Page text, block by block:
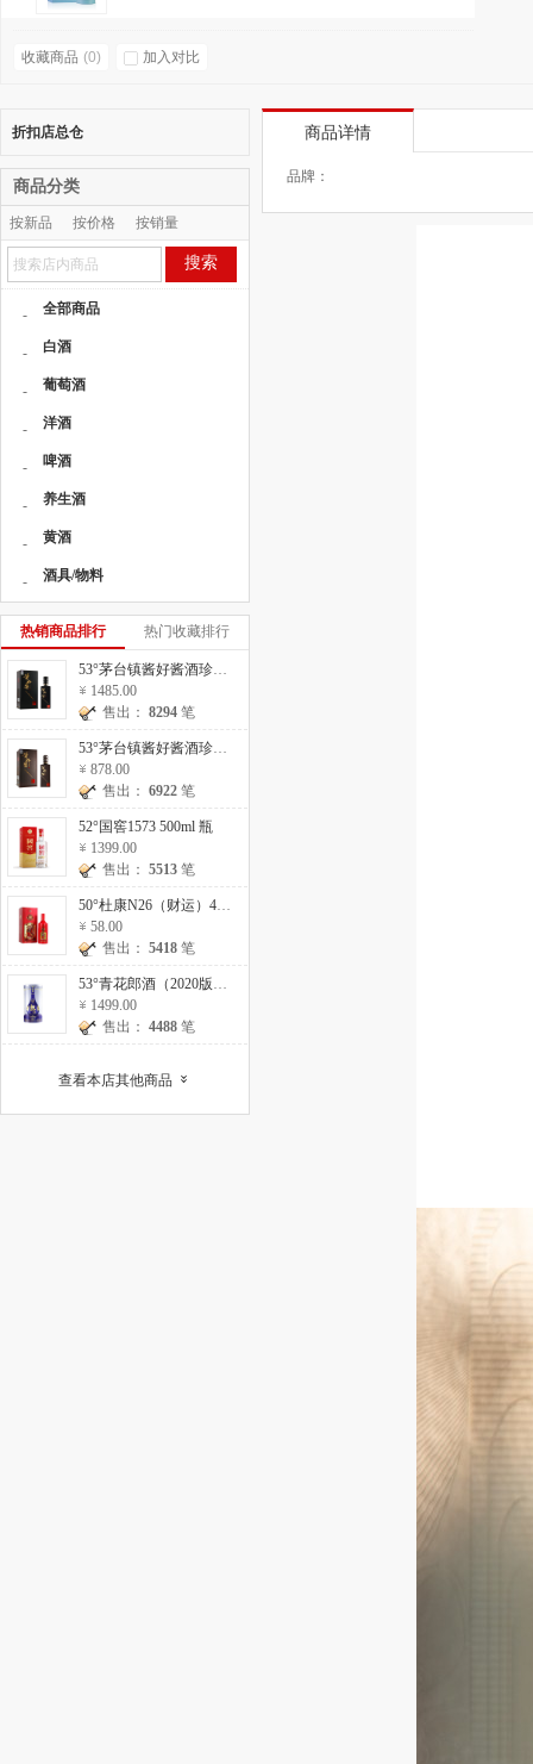
收藏商品 (0) 加入对比
商品详情
品牌：
折扣店总仓
商品分类
按新品 按价格
按销量
按人气
搜索
- 全部商品
- 白酒
- 葡萄酒
- 洋酒
- 啤酒
- 养生酒
- 黄酒
- 酒具/物料
热销商品排行 热门收藏排行
1485.00
售出： 8294 笔
878.00
售出： 6922 笔
52°国窖1573 500ml 瓶
1399.00
售出： 5513 笔
58.00
售出： 5418 笔
1499.00
售出： 4488 笔
查看本店其他商品 »